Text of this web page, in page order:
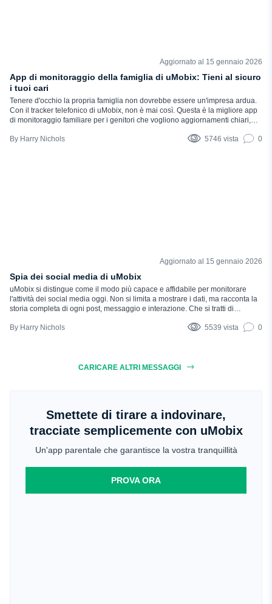
Aggiornato al 15 gennaio 2026
App di monitoraggio della famiglia di uMobix: Tieni al sicuro
i tuoi cari
Tenere d'occhio la propria famiglia non dovrebbe essere un'impresa ardua.
Con il tracker telefonico di uMobix, non è mai così. Questa è la migliore app
di monitoraggio familiare per i genitori che vogliono aggiornamenti chiari,
dispositivi dei figli. Funziona in modo silenzioso, fornisce informazioni rapide
Harry Nichols 5746 vista 0
Aggiornato al 15 gennaio 2026
Spia dei social media di uMobix
uMobix si distingue come il modo più capace e affidabile per monitorare
l'attività dei social media oggi. Non si limita a mostrare i dati, ma racconta la
storia completa di ogni post, messaggio e interazione. Che si tratti di
rivolge quando si ha bisogno di vedere...
Harry Nichols 5539 vista 0
CARICARE ALTRI MESSAGGI
Smettete di tirare a indovinare,
tracciate semplicemente con uMobix
Un'app parentale che garantisce la vostra tranquillità
PROVA ORA